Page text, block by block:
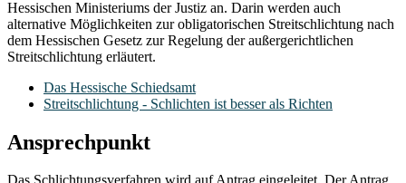
Hessischen Ministeriums der Justiz an. Darin werden auch
alternative Möglichkeiten zur obligatorischen Streitschlichtung nach
dem Hessischen Gesetz zur Regelung der außergerichtlichen
Streitschlichtung erläutert.
Das Hessische Schiedsamt
Streitschlichtung - Schlichten ist besser als Richten
Ansprechpunkt